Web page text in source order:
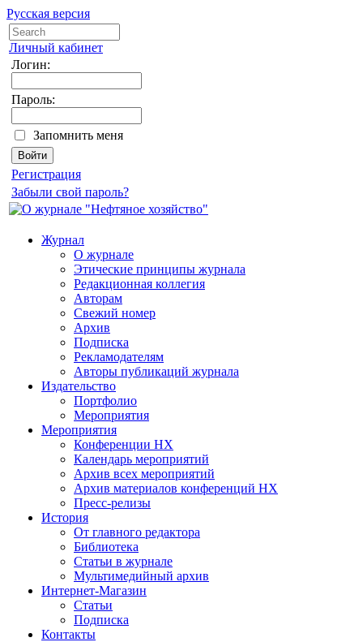
Русская версия
Личный кабинет
Логин:
Пароль:
Запомнить меня
Регистрация
Забыли свой пароль?
Журнал
О журнале
Этические принципы журнала
Редакционная коллегия
Авторам
Свежий номер
Архив
Подписка
Рекламодателям
Авторы публикаций журнала
Издательство
Портфолио
Мероприятия
Мероприятия
Конференции НХ
Календарь мероприятий
Архив всех мероприятий
Архив материалов конференций НХ
Пресс-релизы
История
От главного редактора
Библиотека
Статьи в журнале
Мультимедийный архив
Интернет-Магазин
Статьи
Подписка
Контакты